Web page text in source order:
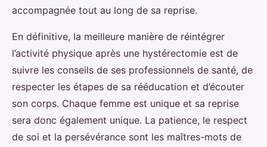
accompagnée tout au long de sa reprise.
En définitive, la meilleure manière de réintégrer
l’activité physique après une hystérectomie est de
suivre les conseils de ses professionnels de santé, de
respecter les étapes de sa rééducation et d’écouter
son corps. Chaque femme est unique et sa reprise
sera donc également unique. La patience, le respect
de soi et la persévérance sont les maîtres-mots de